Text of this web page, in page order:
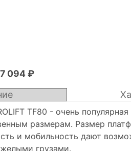
094 ₽
TF80 - очень
размерам. Размер
и мобильность дают
грузами.